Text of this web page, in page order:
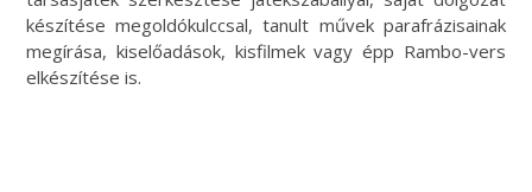
készítése megoldókulccsal, tanult művek parafrázisainak
megírása, kiselőadások, kisfilmek vagy épp Rambo-vers
elkészítése is.